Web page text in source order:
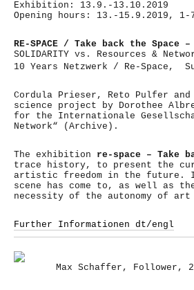
Exhibition: 13.9.-13.10.2019
Opening hours: 13.-15.9.2019,
RE-SPACE / Take back the
SOLIDARITY vs. Resources &
10 Years Netzwerk / Re-Space,
Cordula Prieser, Reto Pulfer
science project by Dorothee
for the Internationale
Network“ (Archive).
The exhibition re-space – Take
trace history, to present the
artistic freedom in the future.
scene has come to, as well as
necessity of the autonomy of
Further Informationen dt/engl
Max Schaffer, Follower,